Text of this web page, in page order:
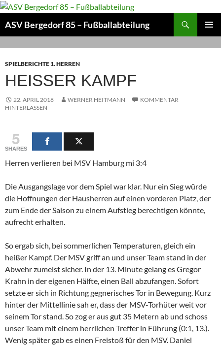
Zum
springen
ASV Bergedorf 85 – Fußballabteilung
MENÜ
SPIELBERICHTE 1. HERREN
HEISSER KAMPF
22. APRIL 2018 WERNER HEITMANN
KOMMENTAR
HINTERLASSEN
5
SHARES
Herren verlieren bei MSV Hamburg mi 3:4
Die Ausgangslage vor dem Spiel war klar. Nur ein Sieg würde
die Hoffnungen der Hausherren auf einen vorderen Platz, der
zum Ende der Saison zu einem Aufstieg berechtigen könnte,
aufrecht erhalten.
So ergab sich, bei sommerlichen Temperaturen, gleich ein
heißer Kampf. Der MSV griff an und unser Team stand in der
Abwehr zumeist sicher. In der 13. Minute gelang es Gregor
Krahn in der eigenen Hälfte, einen Ball abzufangen. Sofort
setzte er sich in Richtung gegnerisches Tor in Bewegung. Kurz
hinter der Mittellinie sah er, dass der MSV-Torhüter weit vor
seinem Tor stand. So zog er aus gut 35 Metern ab und schoss
unser Team mit einem herrlichen Treffer in Führung (0:1, 13.).
Wenig später gab es einen Freistoß für den MSV. Daniel